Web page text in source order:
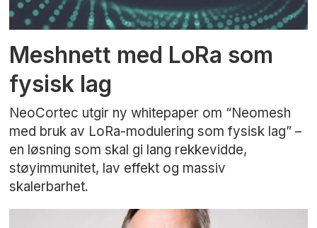
Meshnett med LoRa som
fysisk lag
NeoCortec utgir ny whitepaper om “Neomesh
med bruk av LoRa-modulering som fysisk lag” –
en løsning som skal gi lang rekkevidde,
støyimmunitet, lav effekt og massiv
skalerbarhet.